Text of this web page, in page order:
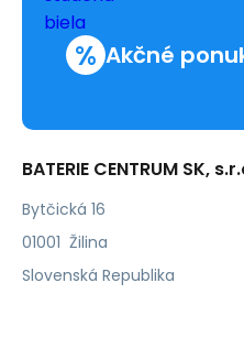
% Akčné
BATERIE CENTRUM SK,
Bytčická 16
01001 Žilina
Slovenská Republika